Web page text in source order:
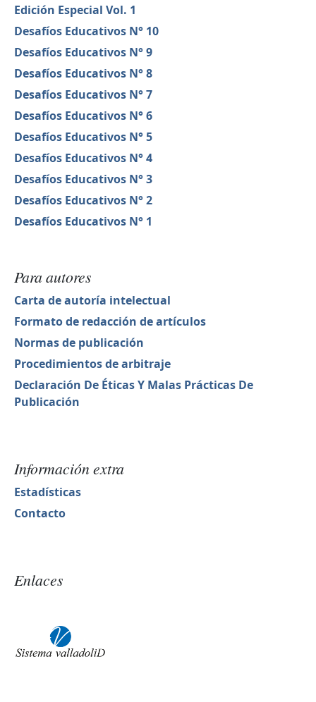
Edición Especial Vol. 1
Desafíos Educativos N° 10
Desafíos Educativos N° 9
Desafíos Educativos N° 8
Desafíos Educativos N° 7
Desafíos Educativos N° 6
Desafíos Educativos N° 5
Desafíos Educativos N° 4
Desafíos Educativos N° 3
Desafíos Educativos N° 2
Desafíos Educativos N° 1
Para autores
Carta de autoría intelectual
Formato de redacción de artículos
Normas de publicación
Procedimientos de arbitraje
Declaración De Éticas Y Malas Prácticas De
Publicación
Información extra
Estadísticas
Contacto
Enlaces